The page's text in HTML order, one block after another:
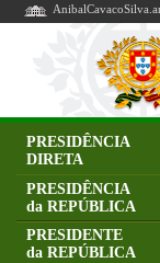
PRESIDÊNCIA
DIRETA
PRESIDÊNCIA
da REPÚBLICA
PRESIDENTE
da REPÚBLICA